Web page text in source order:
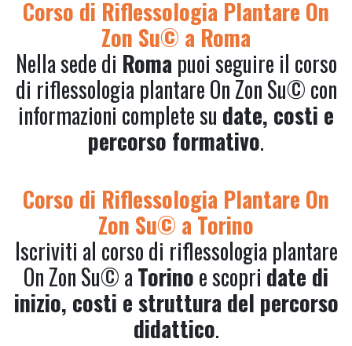
Corso di Riflessologia Plantare On
Zon Su© a Roma
Nella sede di Roma puoi seguire il corso
di riflessologia plantare On Zon Su© con
informazioni complete su date, costi e
percorso formativo.
Corso di Riflessologia Plantare On
Zon Su© a Torino
Iscriviti al corso di riflessologia plantare
On Zon Su© aTorinoe scopri date di
inizio, costi e struttura del percorso
didattico.